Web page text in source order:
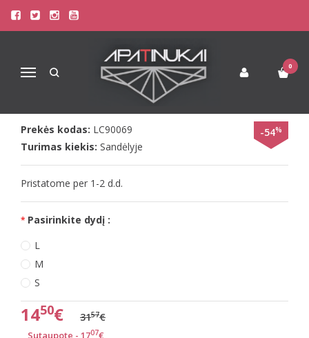
Navigacija
0
Pagrindinis Apatinis Trikotažas Moterims
LivCo seksualus stiuardesės kostiumas ARGENTA
LIVCO SEKSUALUS STIUARDESĖS
KOSTIUMAS ARGENTA
-54%
Prekės kodas: LC90069
Turimas kiekis: Sandėlyje
Pristatome per 1-2 d.d.
Pasirinkite dydį :
L
M
S
1450€ 3157€
Sutaupote - 1707€